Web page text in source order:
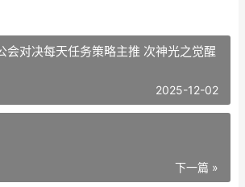
会对决每天任务策略主推 次神光之觉醒
2025-12-02
下一篇 »